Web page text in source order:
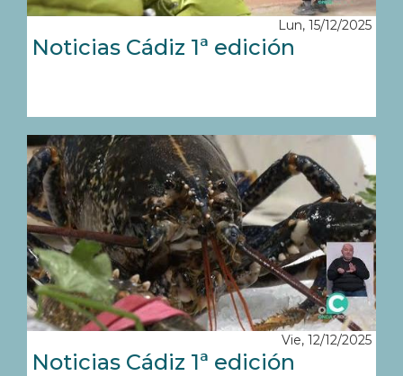
Lun, 15/12/2025
Noticias Cádiz 1ª edición
Vie, 12/12/2025
Noticias Cádiz 1ª edición